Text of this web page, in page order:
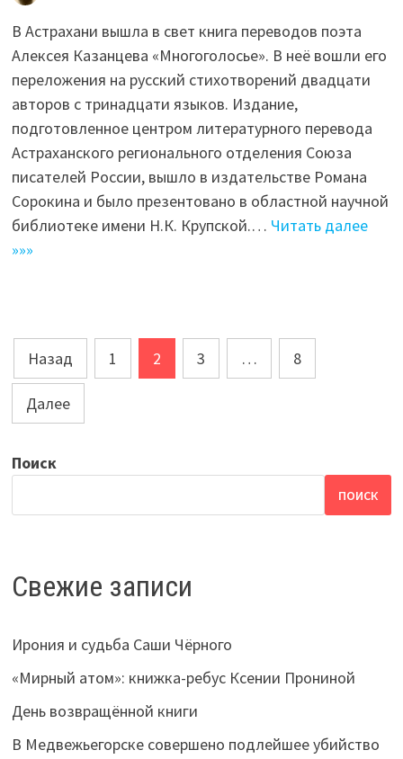
В Астрахани вышла в свет книга переводов поэта
Алексея Казанцева «Многоголосье». В неё вошли его
переложения на русский стихотворений двадцати
авторов с тринадцати языков. Издание,
подготовленное центром литературного перевода
Астраханского регионального отделения Союза
писателей России, вышло в издательстве Романа
Сорокина и было презентовано в областной научной
библиотеке имени Н.К. Крупской.… Читать далее
»»»
Навигация
по
записям
Назад 1 2 3 … 8
Далее
Поиск
ПОИСК
Свежие записи
Ирония и судьба Саши Чёрного
«Мирный атом»: книжка-ребус Ксении Прониной
День возвращённой книги
В Медвежьегорске совершено подлейшее убийство